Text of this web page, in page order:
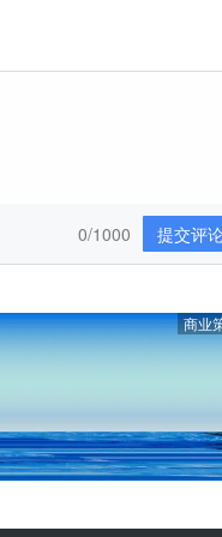
提交评
0/1000
商业